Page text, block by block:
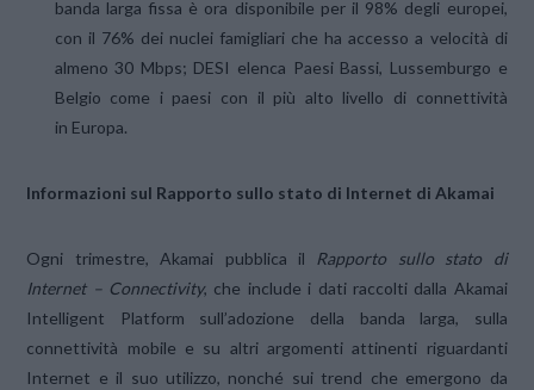
banda larga fissa è ora disponibile per il 98% degli europei,
con il 76% dei nuclei famigliari che ha accesso a velocità di
almeno 30 Mbps; DESI elenca Paesi Bassi, Lussemburgo e
Belgio come i paesi con il più alto livello di connettività
in Europa.
Informazioni sul Rapporto sullo stato di Internet di Akamai
Ogni trimestre, Akamai pubblica il Rapporto sullo stato di
Internet – Connectivity, che include i dati raccolti dalla Akamai
Intelligent Platform sull’adozione della banda larga, sulla
connettività mobile e su altri argomenti attinenti riguardanti
Internet e il suo utilizzo, nonché sui trend che emergono da